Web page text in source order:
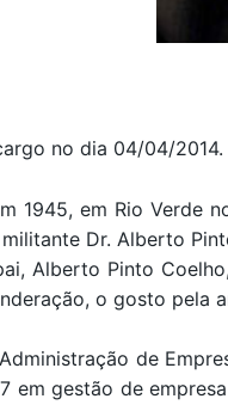
no dia 04/04/2014.
1945, em Rio Verde
Dr. Alberto
Alberto Pinto
o gosto pela
de
em gestão de